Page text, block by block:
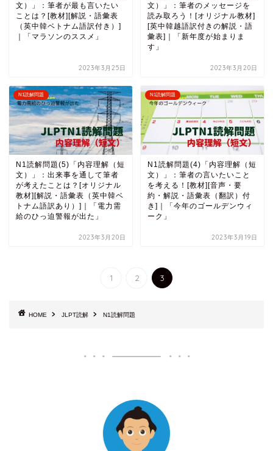
文）」：筆者が最も言いたい
ことは？[教材][解説・語彙表
（英中韓ベトナム語訳付き）]
｜「マラソンのススメ」
2023年3月25日
文）」：筆者のメッセージを
読み取ろう！[オリジナル教材]
[英中韓越語訳付きの解説・語
彙表]｜「新年度が始まりま
す」
2023年3月20日
N1読解問題
N1読解問題(5)「内容理解（短
文）」：出来事を通して筆者
が考えたことは？[オリジナル
教材][解説・語彙表（英中韓ベ
トナム語訳あり）]｜「電力需
給のひっ迫警報が出た」
2023年3月20日
N1読解問題
N1読解問題(4)「内容理解（短
文）」：筆者の言いたいこと
を考える！[教材][音声・要
約・解説・語彙表（翻訳）付
き]｜「今年のゴールデンウィ
ーク」
2023年3月19日
1 2 3
HOME JLPT読解 N1読解問題